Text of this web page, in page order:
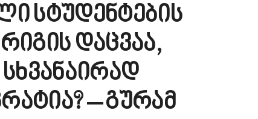
სტუდენტების
დაცვაა,
– გურამ